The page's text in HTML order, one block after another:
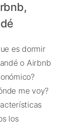
es dormir
o Airbnb
me voy?
los